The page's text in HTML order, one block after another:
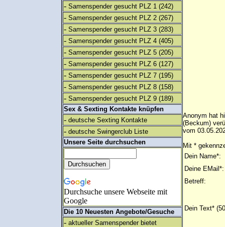
- Samenspender gesucht PLZ 1 (242)
- Samenspender gesucht PLZ 2 (267)
- Samenspender gesucht PLZ 3 (283)
- Samenspender gesucht PLZ 4 (405)
- Samenspender gesucht PLZ 5 (205)
- Samenspender gesucht PLZ 6 (127)
- Samenspender gesucht PLZ 7 (195)
- Samenspender gesucht PLZ 8 (158)
- Samenspender gesucht PLZ 9 (189)
Sex & Sexting Kontakte knüpfen
- deutsche Sexting Kontakte
- deutsche Swingerclub Liste
Unsere Seite durchsuchen
Durchsuche unsere Webseite mit
Google
Die 10 Neuesten Angebote/Gesuche
- aktueller Samenspender bietet
Anonym hat
(Beckum)
vom
Mit *
Dein Name*:
Deine EMail*:
Betreff:
Dein Text*